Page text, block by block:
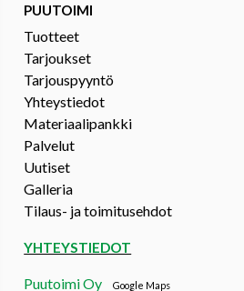
PUUTOIMI
Tuotteet
Tarjoukset
Tarjouspyyntö
Yhteystiedot
Materiaalipankki
Palvelut
Uutiset
Galleria
Tilaus- ja toimitusehdot
YHTEYSTIEDOT
Puutoimi OyGoogle Maps